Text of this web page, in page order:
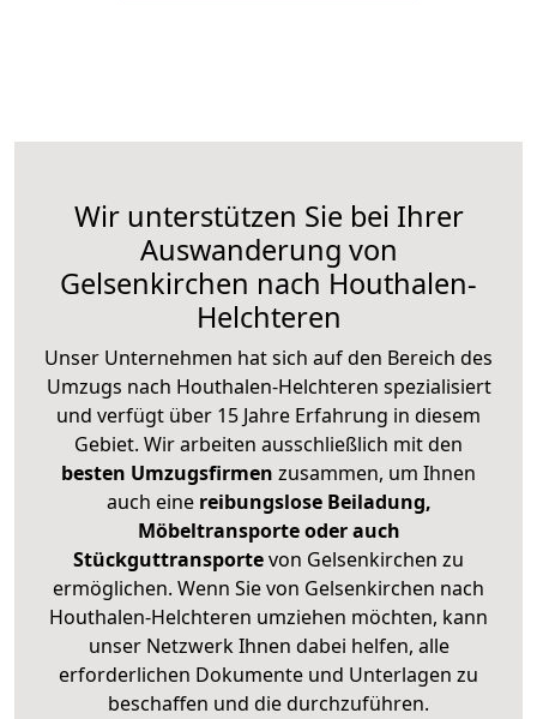
Wir unterstützen Sie bei Ihrer
Auswanderung von
Gelsenkirchen nach Houthalen-
Helchteren
Unser Unternehmen hat sich auf den Bereich des
Umzugs nach Houthalen-Helchteren spezialisiert
und verfügt über 15 Jahre Erfahrung in diesem
Gebiet. Wir arbeiten ausschließlich mit den
besten Umzugsfirmen zusammen, um Ihnen
auch eine reibungslose Beiladung,
Möbeltransporte oder auch
Stückguttransportevon Gelsenkirchen zu
ermöglichen. Wenn Sie von Gelsenkirchen nach
Houthalen-Helchteren umziehen möchten, kann
unser Netzwerk Ihnen dabei helfen, alle
erforderlichen Dokumente und Unterlagen zu
beschaffen und die durchzuführen.